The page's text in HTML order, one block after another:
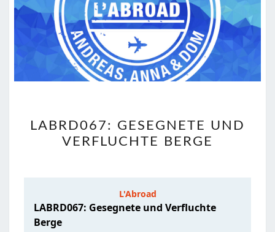
GESEGNETE
UND
LABRD067: GESEGNETE UND
VERFLUCHTE BERGE